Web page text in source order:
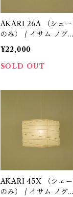
AKARI 26A （シェー
のみ） / イサム ノグチ
（Isamu Noguchi) /
オゼキ（尾関）
¥22,000
SOLD OUT
AKARI 45X （シェ
のみ） / イサム ノグチ